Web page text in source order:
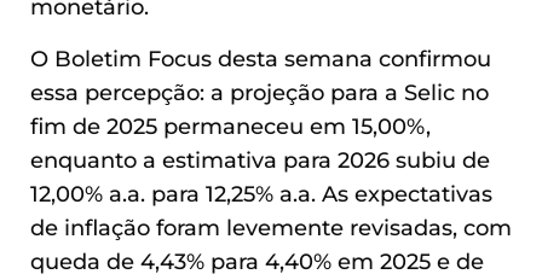
monetário.
O Boletim Focus desta semana confirmou
essa percepção: a projeção para a Selic no
fim de 2025 permaneceu em 15,00%,
enquanto a estimativa para 2026 subiu de
12,00% a.a. para 12,25% a.a. As expectativas
de inflação foram levemente revisadas, com
queda de 4,43% para 4,40% em 2025 e de